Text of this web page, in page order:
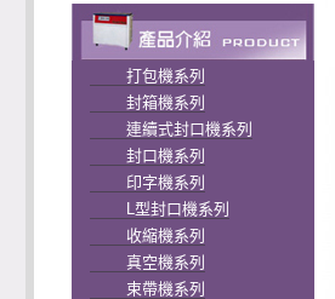
打包機系列
封箱機系列
連續式封口機系列
封口機系列
印字機系列
L型封口機系列
收縮機系列
真空機系列
束帶機系列